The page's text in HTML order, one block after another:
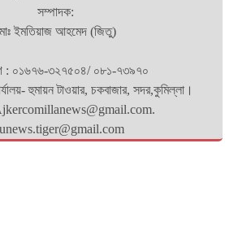
সম্পাদক:
ইমতিয়াজ আহমেদ (জিতু)
: ০১৬৭৬-৩২৭৫০৪/ ০৮১-৭৩৯৭০
হুমায়ন টাওয়ার, চকবাজার, সদর,কুমিল্লা।